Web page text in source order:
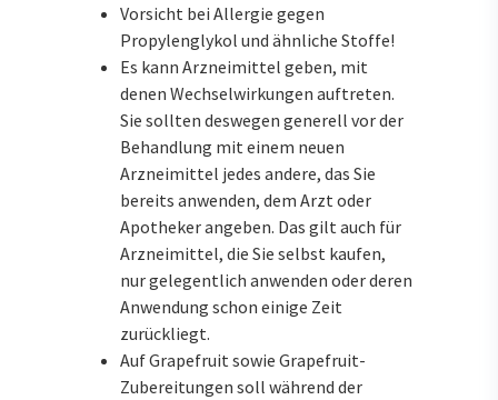
Vorsicht bei Allergie gegen
Propylenglykol und ähnliche Stoffe!
Es kann Arzneimittel geben, mit
denen Wechselwirkungen auftreten.
Sie sollten deswegen generell vor der
Behandlung mit einem neuen
Arzneimittel jedes andere, das Sie
bereits anwenden, dem Arzt oder
Apotheker angeben. Das gilt auch für
Arzneimittel, die Sie selbst kaufen,
nur gelegentlich anwenden oder deren
Anwendung schon einige Zeit
zurückliegt.
Auf Grapefruit sowie Grapefruit-
Zubereitungen soll während der